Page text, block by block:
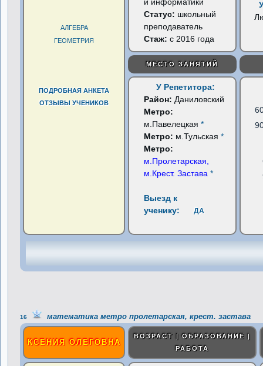
АЛГЕБРА
ГЕОМЕТРИЯ
ПОДРОБНАЯ АНКЕТА
ОТЗЫВЫ УЧЕНИКОВ
Статус: школьный
преподаватель
Стаж: с 2016 года
МЕСТО ЗАНЯТИЙ
У Репетитора:
Район: Даниловский
Метро:
м.Павелецкая*
Метро: м.Тульская*
Метро:
м.Пролетарская,
м.Крест. Застава *
Выезд к
ученику:
ДА
16 математика метро пролетарская, крест. застава
КСЕНИЯ ОЛЕГОВНА
ВОЗРАСТ | ОБРАЗОВАНИЕ |
РАБОТА